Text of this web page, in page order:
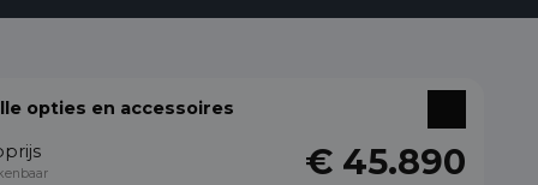
opties en accessoires
€ 45.890